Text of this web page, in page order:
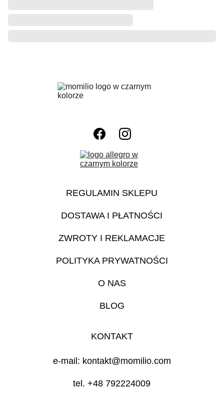
REGULAMIN SKLEPU
POLITYKA PRYWATNOŚCI
ZWROTY I REKLAMACJE
DOSTAWA I PŁATNOŚCI
e-mail: kontakt@momilio.com
tel. +48 792224009
O NAS
BLOG
KONTAKT